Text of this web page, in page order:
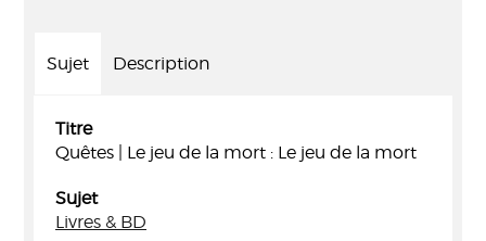
Sujet Description
Titre
Quêtes | Le jeu de la mort : Le jeu de la mort
Sujet
Livres & BD